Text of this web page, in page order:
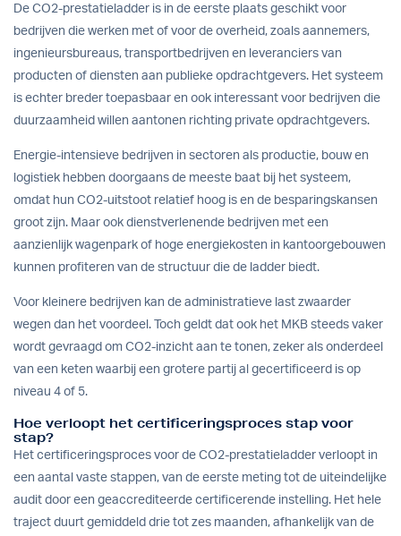
De CO2-prestatieladder is in de eerste plaats geschikt voor
bedrijven die werken met of voor de overheid, zoals aannemers,
ingenieursbureaus, transportbedrijven en leveranciers van
producten of diensten aan publieke opdrachtgevers. Het systeem
is echter breder toepasbaar en ook interessant voor bedrijven die
duurzaamheid willen aantonen richting private opdrachtgevers.
Energie-intensieve bedrijven in sectoren als productie, bouw en
logistiek hebben doorgaans de meeste baat bij het systeem,
omdat hun CO2-uitstoot relatief hoog is en de besparingskansen
groot zijn. Maar ook dienstverlenende bedrijven met een
aanzienlijk wagenpark of hoge energiekosten in kantoorgebouwen
kunnen profiteren van de structuur die de ladder biedt.
Voor kleinere bedrijven kan de administratieve last zwaarder
wegen dan het voordeel. Toch geldt dat ook het MKB steeds vaker
wordt gevraagd om CO2-inzicht aan te tonen, zeker als onderdeel
van een keten waarbij een grotere partij al gecertificeerd is op
niveau 4 of 5.
Hoe verloopt het certificeringsproces stap voor
stap?
Het certificeringsproces voor de CO2-prestatieladder verloopt in
een aantal vaste stappen, van de eerste meting tot de uiteindelijke
audit door een geaccrediteerde certificerende instelling. Het hele
traject duurt gemiddeld drie tot zes maanden, afhankelijk van de